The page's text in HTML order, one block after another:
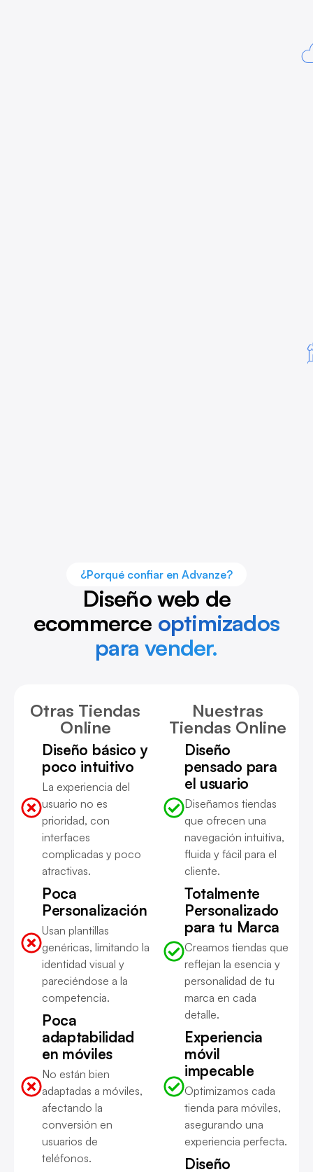
¿Porqué confiar en Advanze?
Diseño web de
ecommerce optimizados
para vender.
Otras Tiendas
Online
Diseño básico y
poco intuitivo
La experiencia del
usuario no es
prioridad, con
interfaces
complicadas y poco
atractivas.
Poca
Personalización
Usan plantillas
genéricas, limitando la
identidad visual y
pareciéndose a la
competencia.
Poca
adaptabilidad
en móviles
No están bien
adaptadas a móviles,
afectando la
conversión en
usuarios de
teléfonos.
Nuestras
Tiendas Online
Diseño
pensado para
el usuario
Diseñamos tiendas
que ofrecen una
navegación intuitiva,
fluida y fácil para el
cliente.
Totalmente
Personalizado
para tu Marca
Creamos tiendas que
reflejan la esencia y
personalidad de tu
marca en cada
detalle.
Experiencia
móvil
impecable
Optimizamos cada
tienda para móviles,
asegurando una
experiencia perfecta.
Diseño